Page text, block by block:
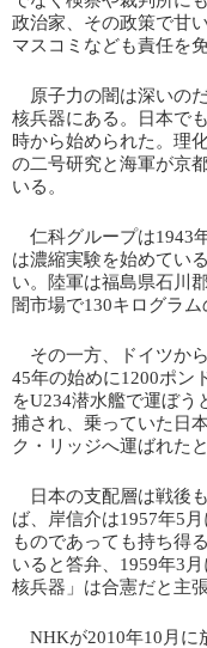
政治家、その政策で甘
マスコミなども責任を
原子力の闇は深いの
核兵器にある。日本で
時から始められた。理
の二号研究と海軍が京
いる。
仁科グループは1943
は濃縮実験を始めてい
い。陸軍は福島県石川
闇市場で130キログラ
その一方、ドイツか
45年の始めに1200ポン
をU234潜水艦で運ぼう
捕され、乗っていた日
ク・リッジへ運ばれた
日本の支配層は戦後
ば、岸信介は1957年5
ものであっても持ち得
いると答弁、1959年3
核兵器」は合憲だと主
NHKが2010年10月に